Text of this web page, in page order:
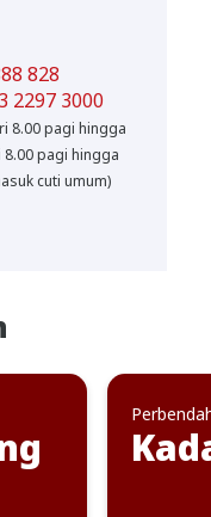
828
2297 3000
8.00 pagi hingga
8.00 pagi hingga
cuti umum)